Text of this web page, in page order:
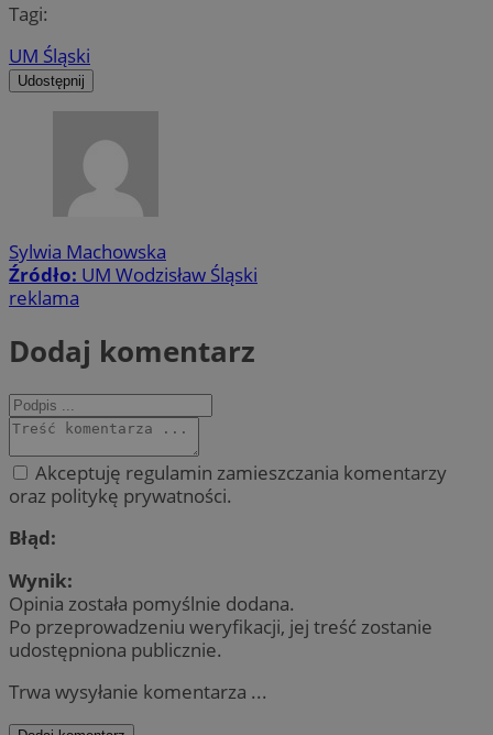
Tagi:
UM Śląski
Udostępnij
Sylwia Machowska
Źródło: UM Wodzisław Śląski
reklama
Dodaj komentarz
Akceptuję regulamin zamieszczania komentarzy
oraz politykę prywatności.
Błąd:
Wynik:
Opinia została pomyślnie dodana.
Po przeprowadzeniu weryfikacji, jej treść zostanie
udostępniona publicznie.
Trwa wysyłanie komentarza ...